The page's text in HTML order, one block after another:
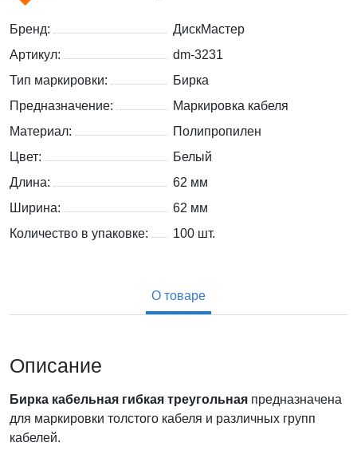
Бренд:
ДискМастер
Артикул:
dm-3231
Тип маркировки:
Бирка
Предназначение:
Маркировка кабеля
Материал:
Полипропилен
Цвет:
Белый
Длина:
62 мм
Ширина:
62 мм
Количество в упаковке:
100 шт.
О товаре
Описание
Бирка кабельная гибкая треугольная предназначена
для маркировки толстого кабеля и различных групп
кабелей.